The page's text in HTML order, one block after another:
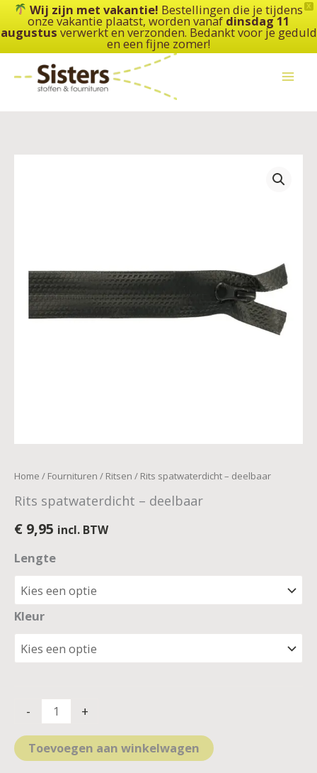
X
Wij zijn met vakantie! Bestellingen die je tijdens
onze vakantie plaatst, worden vanaf dinsdag 11
augustus verwerkt en verzonden. Bedankt voor je geduld
en een fijne zomer!
de
inhoud
Home / Fournituren / Ritsen / Rits spatwaterdicht – deelbaar
Rits spatwaterdicht – deelbaar
€ 9,95 incl. BTW
Lengte
Kleur
- +
Toevoegen aan winkelwagen